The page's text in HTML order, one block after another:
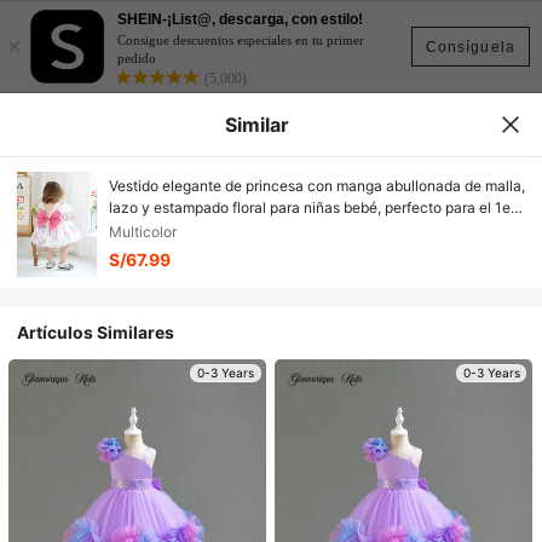
Consíguela
×
SHEIN-¡List@, descarga, con estilo!
Consigue descuentos especiales en tu primer
pedido
(5,000)
Similar
Vestido elegante de princesa con manga abullonada de malla,
lazo y estampado floral para niñas bebé, perfecto para el 1er
cumpleaños, boda, dama de flores, actuación escolar,
celebración festiva
Multicolor
S/67.99
Artículos Similares
0-3 Years 0-3 Years